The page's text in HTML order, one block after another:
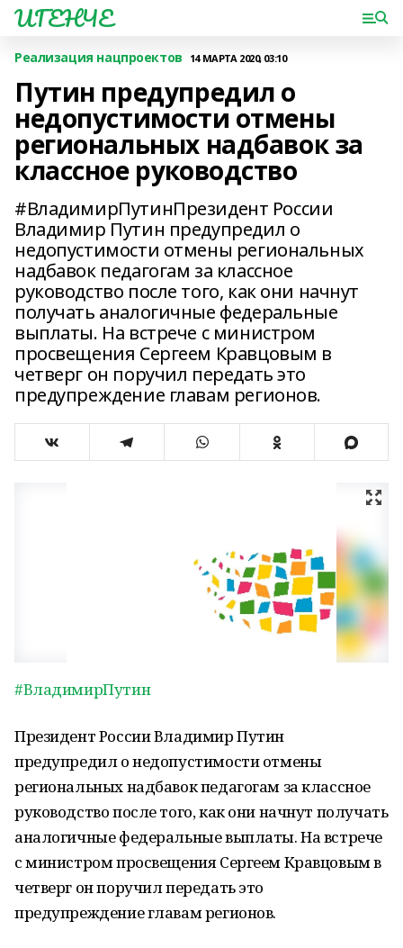
ИГЕНЧЕ
Реализация нацпроектов 14 МАРТА 2020, 03:10
Путин предупредил о
недопустимости отмены
региональных надбавок за
классное руководство
#ВладимирПутинПрезидент России
Владимир Путин предупредил о
недопустимости отмены региональных
надбавок педагогам за классное
руководство после того, как они начнут
получать аналогичные федеральные
выплаты. На встрече с министром
просвещения Сергеем Кравцовым в
четверг он поручил передать это
предупреждение главам регионов.
#ВладимирПутин
Президент России Владимир Путин
предупредил о недопустимости отмены
региональных надбавок педагогам за классное
руководство после того, как они начнут получать
аналогичные федеральные выплаты. На встрече
с министром просвещения Сергеем Кравцовым в
четверг он поручил передать это
предупреждение главам регионов.